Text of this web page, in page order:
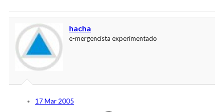
hacha
e-mergencista experimentado
17 Mar 2005